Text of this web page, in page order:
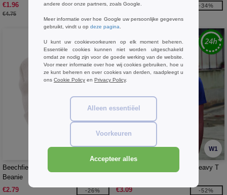
€1.96
€4.75
-59% €9.99 -34%
W1
Beechfield BF045 - Originele Cuffed
Beanie
€2.79
-26%
W1
Fruit of the Loom SC190 - Heavy T
€3.09
-52%
andere door onze partners, zoals Google.
Meer informatie over hoe Google uw persoonlijke gegevens
gebruikt, vindt u op deze pagina
U kunt uw cookievoorkeuren op elk moment beheren.
Essentiële cookies kunnen niet worden uitgeschakeld
omdat ze nodig zijn voor de goede werking van de website.
Voor meer informatie over hoe wij cookies gebruiken, hoe u
ze kunt beheren en over cookies van derden, raadpleegt u
ons Cookie Policy en Privacy Policy.
Alleen essentiëel
Voorkeuren
Accepteer alles